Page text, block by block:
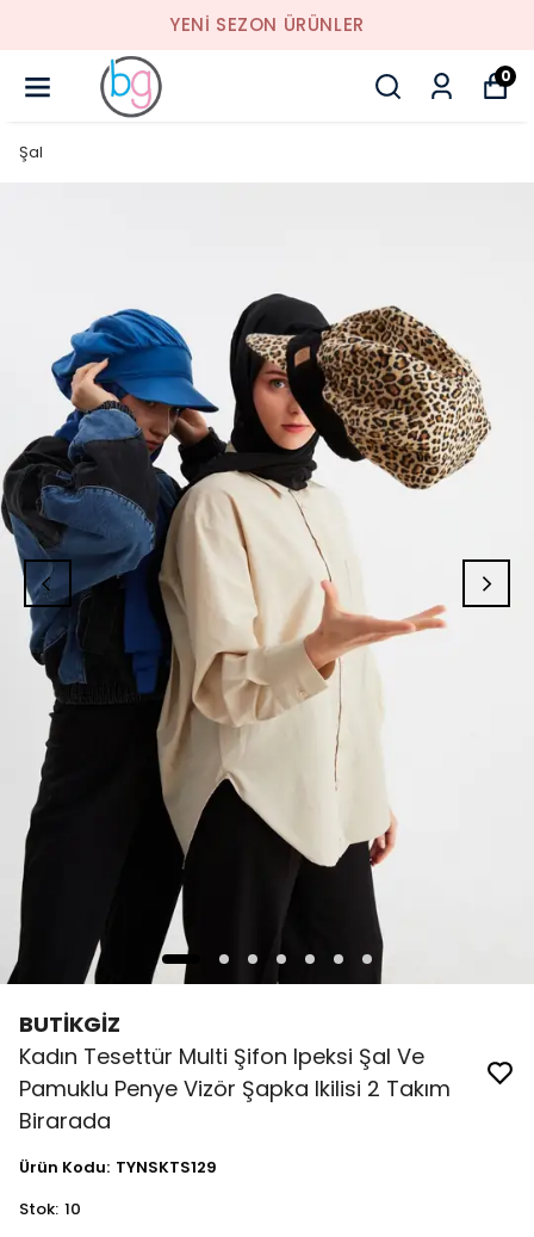
YENI SEZON ÜRÜNLER
0
Şal
BUTİKGİZ
Kadın Tesettür Multi Şifon Ipeksi Şal Ve
Pamuklu Penye Vizör Şapka Ikilisi 2 Takım
Birarada
Ürün Kodu: TYNSKTS129
Stok: 10